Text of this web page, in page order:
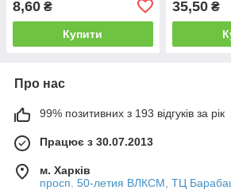
8,60 ₴
Купити
35,50₴
Про нас
99% позитивних з 193 відгуків за рік
Працює з 30.07.2013
м. Харків
просп. 50-летия ВЛКСМ, ТЦ